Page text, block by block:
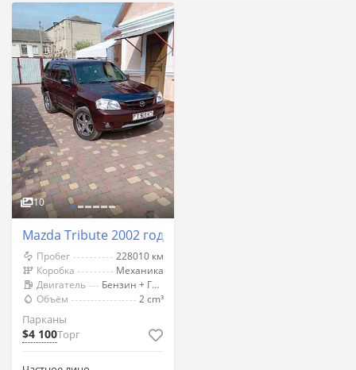
10
Mazda Tribute 2002 год Парканы
Пробег
228010 км
Коробка
Механика
Двигатель
Бензин + Газ (Метан)
Объём
2 cm³
Парканы
$4 100Торг